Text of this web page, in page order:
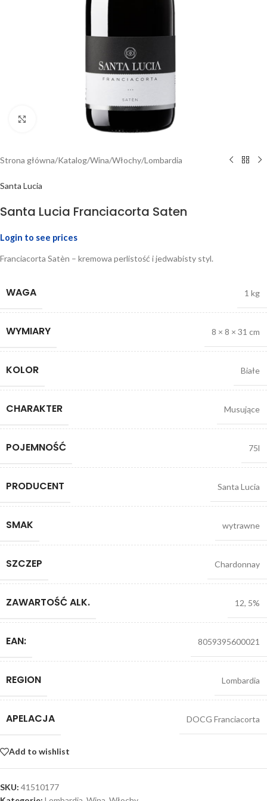
Click to enlarge
Strona główna/Katalog/Wina/Włochy/Lombardia
Santa Lucia
Santa Lucia Franciacorta Saten
Login to see prices
Franciacorta Satèn – kremowa perlistość i jedwabisty styl.
WAGA 1 kg
WYMIARY 8 × 8 × 31 cm
KOLOR Białe
CHARAKTER Musujące
POJEMNOŚĆ 75l
PRODUCENT Santa Lucia
SMAK wytrawne
SZCZEP Chardonnay
ZAWARTOŚĆ ALK. 12, 5%
EAN: 8059395600021
REGION Lombardia
APELACJA DOCG Franciacorta
Add to wishlist
SKU: 41510177